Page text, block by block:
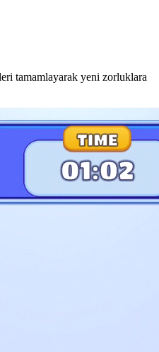
tamamlayarak yeni zorluklara